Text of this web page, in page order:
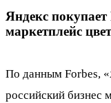
Яндекс
маркетплейс
По данным Forbes,
российский бизнес